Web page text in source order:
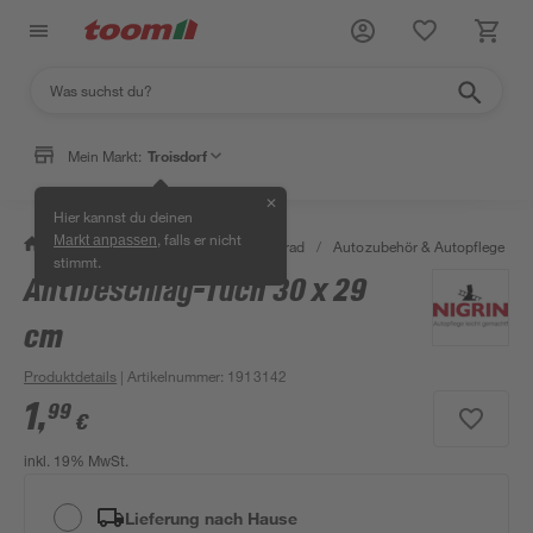
Mein Markt: Troisdorf
Hier kannst du deinen
Markt anpassen , falls er nicht
stimmt.
✕
/ Garten & Freizeit / Auto & Fahrrad / Autozubehör & Autopflege
Antibeschlag-Tuch 30 x 29
cm
Produktdetails | Artikelnummer: 1913142
1,99 €
inkl. 19% MwSt.
Lieferung nach Hause